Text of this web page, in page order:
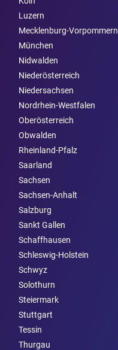
Luzern
Mecklenburg-Vorpommern
München
Nidwalden
Nieder­österreich
Niedersachsen
Nordrhein-Westfalen
Ober­österreich
Obwalden
Rheinland-Pfalz
Saarland
Sachsen
Sachsen-Anhalt
Salzburg
Sankt Gallen
Schaffhausen
Schleswig-Holstein
Schwyz
Solothurn
Steier­mark
Stuttgart
Tessin
Thurgau